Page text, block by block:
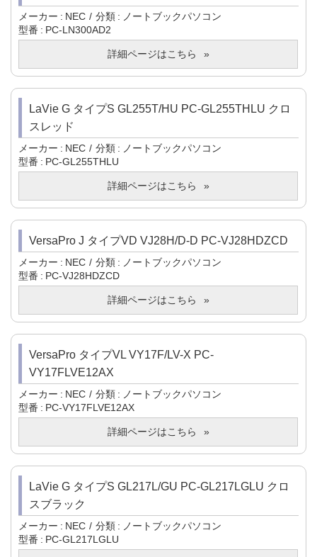
メーカー NEC 分類
ノートブックパソコン
型番
PC-LN300AD2
詳細ページはこちら
LaVie G タイプS GL255T/HU PC-GL255THLU クロ
スレッド
メーカー NEC 分類
ノートブックパソコン
型番
PC-GL255THLU
詳細ページはこちら
VersaPro J タイプVD VJ28H/D-D PC-VJ28HDZCD
メーカー NEC 分類
ノートブックパソコン
型番
PC-VJ28HDZCD
詳細ページはこちら
VersaPro タイプVL VY17F/LV-X PC-
VY17FLVE12AX
メーカー NEC 分類
ノートブックパソコン
型番
PC-VY17FLVE12AX
詳細ページはこちら
LaVie G タイプS GL217L/GU PC-GL217LGLU クロ
スブラック
メーカー NEC 分類
ノートブックパソコン
型番
PC-GL217LGLU